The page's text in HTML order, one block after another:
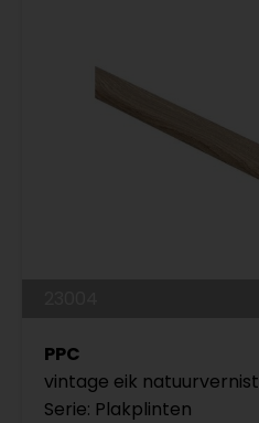
PPC
vintage eik natuurvernist
Serie: Plakplinten